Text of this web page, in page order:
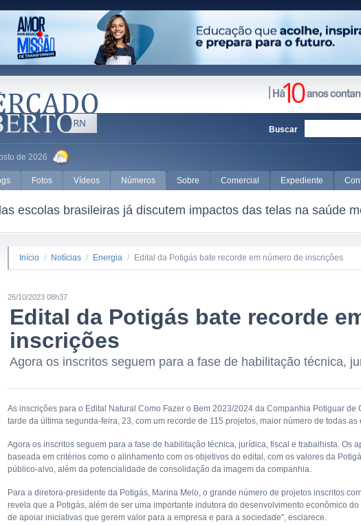
de 2026
Buscar
Fotos Vídeos Números Sobre Comercial Expediente
escolas brasileiras já discutem impactos das telas na saúde
Início / Notícias / Energia / Edital da Potigás bate recorde em número de inscrições
26/10/2023 08h37
Edital da Potigás bate recorde
inscrições
Agora os inscritos seguem para a fase de habilitação técnica,
As inscrições para o Edital Natural Como Fazer o Bem 2023/2024 da Companhia Potiguar de
tarde da última segunda-feira, 23, com um recorde de 115 projetos, maior número de todas
Agora os inscritos seguem para a fase de habilitação técnica, jurídica, fiscal e trabalhista. Os
baseada em critérios como o alinhamento com os objetivos do edital, com os valores da
público-alvo, além da potencialidade de consolidação da imagem da companhia.
Para a diretora-presidente da Potigás, Marina Melo, o grande número de projetos inscritos
revela que a Potigás, além de ser uma importante indutora do desenvolvimento econômico
de apoiar iniciativas que gerem valor para a empresa e para a sociedade", esclarece.